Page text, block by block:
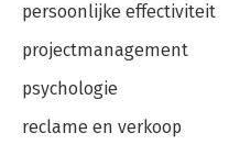
persoonlijke effectiviteit
projectmanagement
psychologie
reclame en verkoop